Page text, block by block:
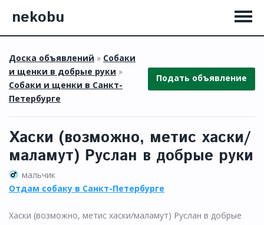
nekobu
Доска объявлений » Собаки
и щенки в добрые руки »
Собаки и щенки в Санкт-
Петербурге
Подать объявление
Хаски (возможно, метис хаски/
маламут) Руслан в добрые руки
мальчик
Отдам собаку в Санкт-Петербурге
Хаски (возможно, метис хаски/маламут) Руслан в добрые